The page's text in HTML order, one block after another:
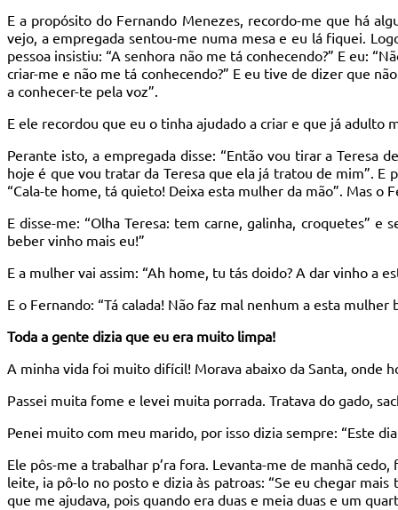
E a propósito do Fernando Menezes, recordo-me que há
vejo, a empregada sentou-me numa mesa e eu lá fiquei.
pessoa insistiu: “A senhora não me tá conhecendo?” E eu:
criar-me e não me tá conhecendo?” E eu tive de dizer que
a conhecer-te pela voz”.
E ele recordou que eu o tinha ajudado a criar e que já adulto
Perante isto, a empregada disse: “Então vou tirar a Teresa
hoje é que vou tratar da Teresa que ela já tratou de mim”. E
“Cala-te home, tá quieto! Deixa esta mulher da mão”. Mas o
E disse-me: “Olha Teresa: tem carne, galinha, croquetes”
beber vinho mais eu!”
E a mulher vai assim: “Ah home, tu tás doido? A dar vinho a
E o Fernando: “Tá calada! Não faz mal nenhum a esta
Toda a gente dizia que eu era muito limpa!
A minha vida foi muito difícil! Morava abaixo da Santa, onde
Passei muita fome e levei muita porrada. Tratava do gado,
Penei muito com meu marido, por isso dizia sempre: “Este
Ele pôs-me a trabalhar p’ra fora. Levanta-me de manhã
leite, ia pô-lo no posto e dizia às patroas: “Se eu chegar
que me ajudava, pois quando era duas e meia duas e um